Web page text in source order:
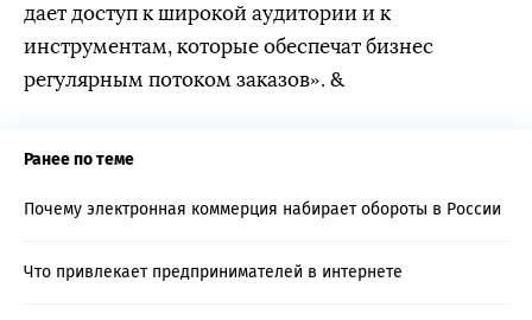
дает доступ к широкой аудитории и к
инструментам, которые обеспечат бизнес
регулярным потоком заказов». &
Ранее по теме
Почему электронная коммерция набирает обороты в России
Что привлекает предпринимателей в интернете